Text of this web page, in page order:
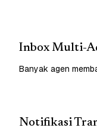
Inbox Multi-
Banyak agen
Notifikasi